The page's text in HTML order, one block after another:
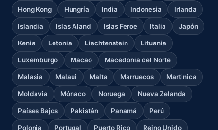
Hong Kong Hungría India Indonesia Irlanda
Islandia Islas Aland Islas Feroe Italia Japón
Kenia Letonia Liechtenstein Lituania
Luxemburgo Macao Macedonia del Norte
Malasia Malaui Malta Marruecos Martinica
Moldavia Mónaco Noruega Nueva Zelanda
Países Bajos Pakistán Panamá Perú
Polonia Portugal Puerto Rico Reino Unido